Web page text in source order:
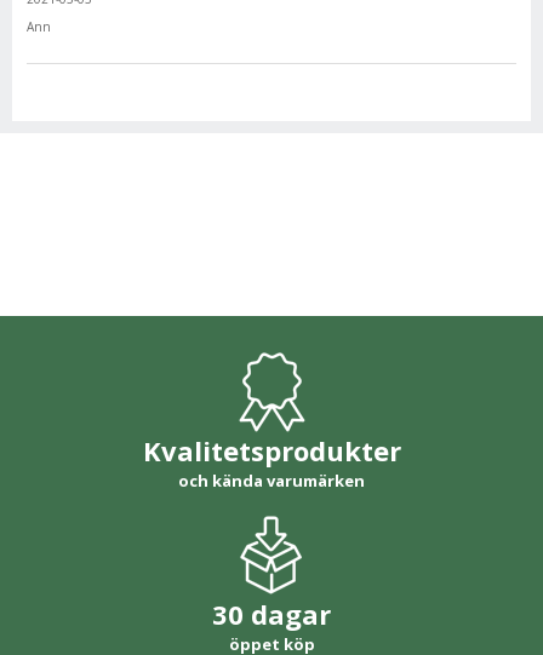
Ann
Kvalitetsprodukter
och kända varumärken
30 dagar
öppet köp